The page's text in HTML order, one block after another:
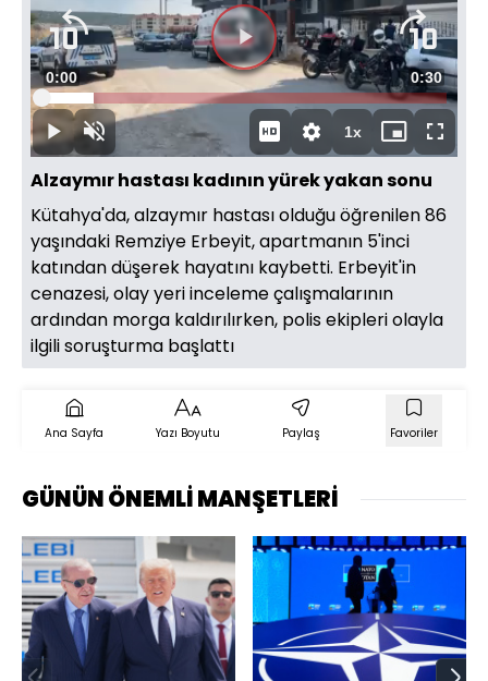
Videoyu
Oynat
OynatSesi
Aç
Süre
0:00 Toplam
Süre
0:30
Yüklendi:
12.98%
1xOynatma
Hızı
Mini
oynatıcı
Tam
Ekran
Alzaymır hastası kadının yürek yakan sonu
Kütahya'da, alzaymır hastası olduğu öğrenilen 86
yaşındaki Remziye Erbeyit, apartmanın 5'inci
katından düşerek hayatını kaybetti. Erbeyit'in
cenazesi, olay yeri inceleme çalışmalarının
ardından morga kaldırılırken, polis ekipleri olayla
ilgili soruşturma başlattı
Ana Sayfa Yazı Boyutu Paylaş Favoriler
GÜNÜN ÖNEMLİ MANŞETLERİ